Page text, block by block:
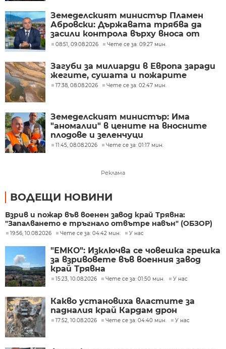
Земеделският министър Пламен
Абровски: Държавата трябва да
засили контрола върху вноса от
трети страни
08:51, 09.08.2026 Чете се за: 09:27 мин.
Загуби за милиарди в Европа заради
жегите, сушата и пожарите
17:38, 08.08.2026 Чете се за: 02:47 мин.
Земеделският министър: Има
"аномалии" в цените на вносните
плодове и зеленчуци
11:45, 08.08.2026 Чете се за: 01:17 мин.
Реклама
ВОДЕЩИ НОВИНИ
Взрив и пожар във военен завод край Трявна:
"Запалването е тръгнало отвътре навън" (ОБЗОР)
19:56, 10.08.2026 Чете се за: 04:42 мин. У нас
"ЕМКО": Изключва се човешка грешка
за взривовете във военния завод
край Трявна
15:23, 10.08.2026 Чете се за: 01:50 мин. У нас
Какво установиха властите за
падналия край Кардам дрон
17:52, 10.08.2026 Чете се за: 04:40 мин. У нас